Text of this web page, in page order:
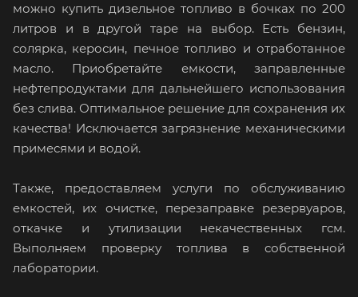
можно купить дизельное топливо в бочках по 200
литров и в другой таре на выбор. Есть бензин,
солярка, керосин, печное топливо и отработанное
масло. Приобретайте емкости, заправленные
нефтепродуктами для дальнейшего использования
без слива. Оптимальное решение для сохранения их
качества! Исключается загрязнение механическими
примесями и водой.
Также, предоставляем услуги по обслуживанию
емкостей, их очистке, перезаправке резервуаров,
откачке и утилизации некачественных гсм.
Выполняем проверку топлива в собственной
лаборатории.